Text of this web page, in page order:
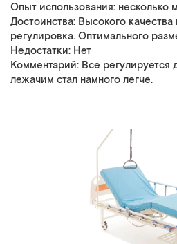
Опыт использования: несколько
Достоинства: Высокого
регулировка. Оптимального
Недостатки: Нет
Комментарий: Все регулируется
лежачим стал намного легче.